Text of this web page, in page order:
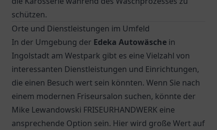
schützen.
Orte und Dienstleistungen im Umfeld
In der Umgebung der Edeka Autowäsche in
Ingolstadt am Westpark gibt es eine Vielzahl von
interessanten Dienstleistungen und Einrichtungen,
die einen Besuch wert sein könnten. Wenn Sie nach
einem modernen Friseursalon suchen, könnte der
Mike Lewandowski FRISEURHANDWERK eine
ansprechende Option sein. Hier wird große Wert auf